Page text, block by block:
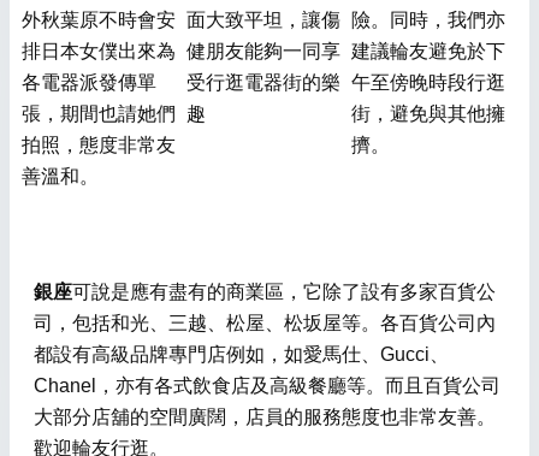
外秋葉原不時會安
排日本女僕出來為
各電器派發傳單
張，期間也請她們
拍照，態度非常友
善溫和。
面大致平坦，讓傷
健朋友能夠一同享
受行逛電器街的樂
趣
險。同時，我們亦
建議輪友避免於下
午至傍晚時段行逛
街，避免與其他擁
擠。
銀座可說是應有盡有的商業區，它除了設有多家百貨公
司，包括和光、三越、松屋、松坂屋等。各百貨公司內
都設有高級品牌專門店例如，如愛馬仕、Gucci、
Chanel，亦有各式飲食店及高級餐廳等。而且百貨公司
大部分店舖的空間廣闊，店員的服務態度也非常友善。
歡迎輪友行逛。